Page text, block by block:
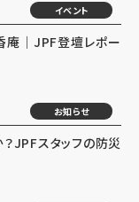
イベント
庵｜JPF登壇レポー
お知らせ
？JPFスタッフの防災